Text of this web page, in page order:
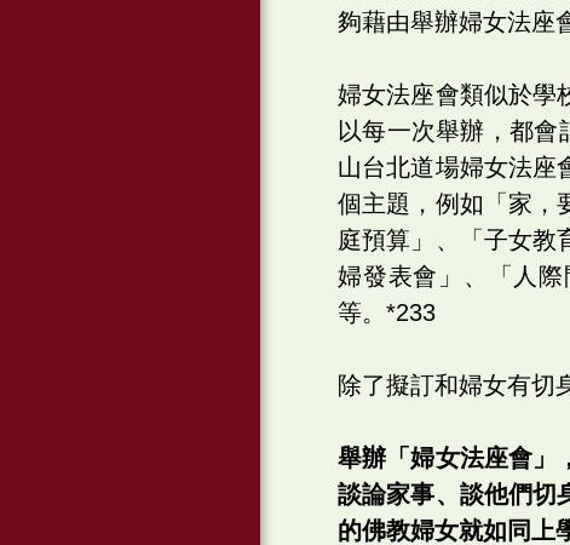
夠藉由舉辦婦女法座
婦女法座會類似於學
以每一次舉辦，都
山台北道場婦女法座
個主題，例如「家，
庭預算」、「子女教
婦發表會」、「人
等。*233
除了擬訂和婦女有切
舉辦「婦女法座會」
談論家事、談他們切
的佛教婦女就如同上